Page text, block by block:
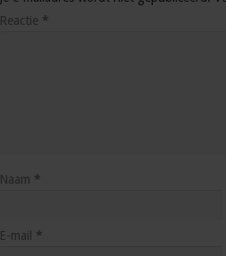
Reactie *
Naam *
E-mail *